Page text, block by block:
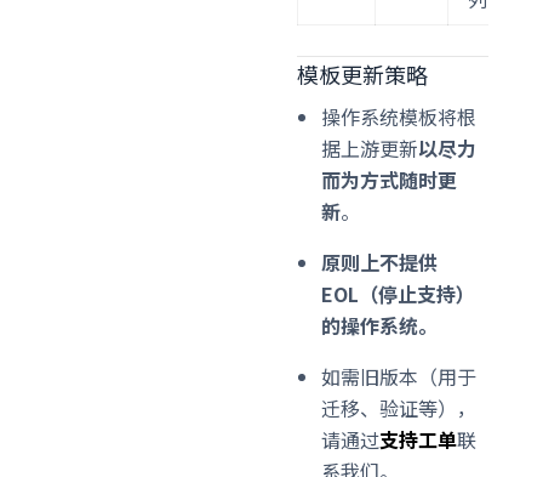
模板更新策略
操作系统模板将根
据上游更新以尽力
而为方式随时更
新。
原则上不提供
EOL（停止支持）
的操作系统。
如需旧版本（用于
迁移、验证等），
请通过支持工单联
系我们。